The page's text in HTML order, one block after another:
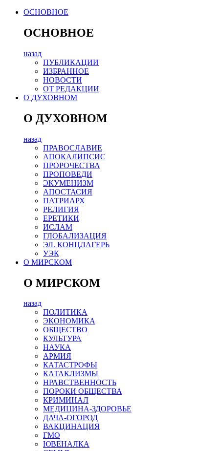
ОСНОВНОЕ
ОСНОВНОЕ
назад
ПУБЛИКАЦИИ
ИЗБРАННОЕ
НОВОСТИ
ОТ РЕДАКЦИИ
О ДУХОВНОМ
О ДУХОВНОМ
назад
ПРАВОСЛАВИЕ
АПОКАЛИПСИС
ПРОРОЧЕСТВА
ПРОПОВЕДИ
ЭКУМЕНИЗМ
АПОСТАСИЯ
ПАТРИАРХ
РЕЛИГИЯ
ЕРЕТИКИ
ИСЛАМ
ГЛОБАЛИЗАЦИЯ
ЭЛ. КОНЦЛАГЕРЬ
УЭК
О МИРСКОМ
О МИРСКОМ
назад
ПОЛИТИКА
ЭКОНОМИКА
ОБЩЕСТВО
КУЛЬТУРА
НАУКА
АРМИЯ
КАТАСТРОФЫ
КАТАКЛИЗМЫ
НРАВСТВЕННОСТЬ
ПОРОКИ ОБЩЕСТВА
КРИМИНАЛ
МЕДИЦИНА-ЗДОРОВЬЕ
ДАЧА-ОГОРОД
ВАКЦИНАЦИЯ
ГМО
ЮВЕНАЛКА